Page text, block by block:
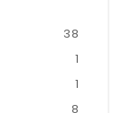
38
1
1
8